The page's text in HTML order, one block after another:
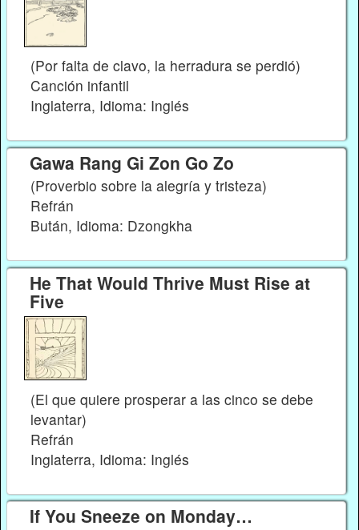
(Por falta de clavo, la herradura se perdió)
Canción infantil
Inglaterra, Idioma: Inglés
Gawa Rang Gi Zon Go Zo
(Proverbio sobre la alegría y tristeza)
Refrán
Bután, Idioma: Dzongkha
He That Would Thrive Must Rise at
Five
(El que quiere prosperar a las cinco se debe
levantar)
Refrán
Inglaterra, Idioma: Inglés
If You Sneeze on Monday…